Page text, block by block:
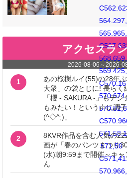
571,50
アクセスラ
2026-08-06 ～2026-
1
あの桜樹ルイ(55)の28年
大衆」の袋とじに! 長ら
「櫻 - SAKURA -」もデ
もみたい！という声に調
(^◇^;)」
2
8KVR作品を含む人気の
画が「春のパンツまつり
(水)朝9:59まで開催～キ
ん